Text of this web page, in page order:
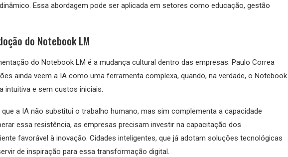
Essa abordagem pode ser aplicada em setores como educação, gestão
do Notebook LM
do Notebook LM é a mudança cultural dentro das empresas. Paulo Correa
ainda veem a IA como uma ferramenta complexa, quando, na verdade, o Notebook
intuitiva e sem custos iniciais.
a IA não substitui o trabalho humano, mas sim complementa a capacidade
essa resistência, as empresas precisam investir na capacitação dos
favorável à inovação. Cidades inteligentes, que já adotam soluções tecnológicas
de inspiração para essa transformação digital.